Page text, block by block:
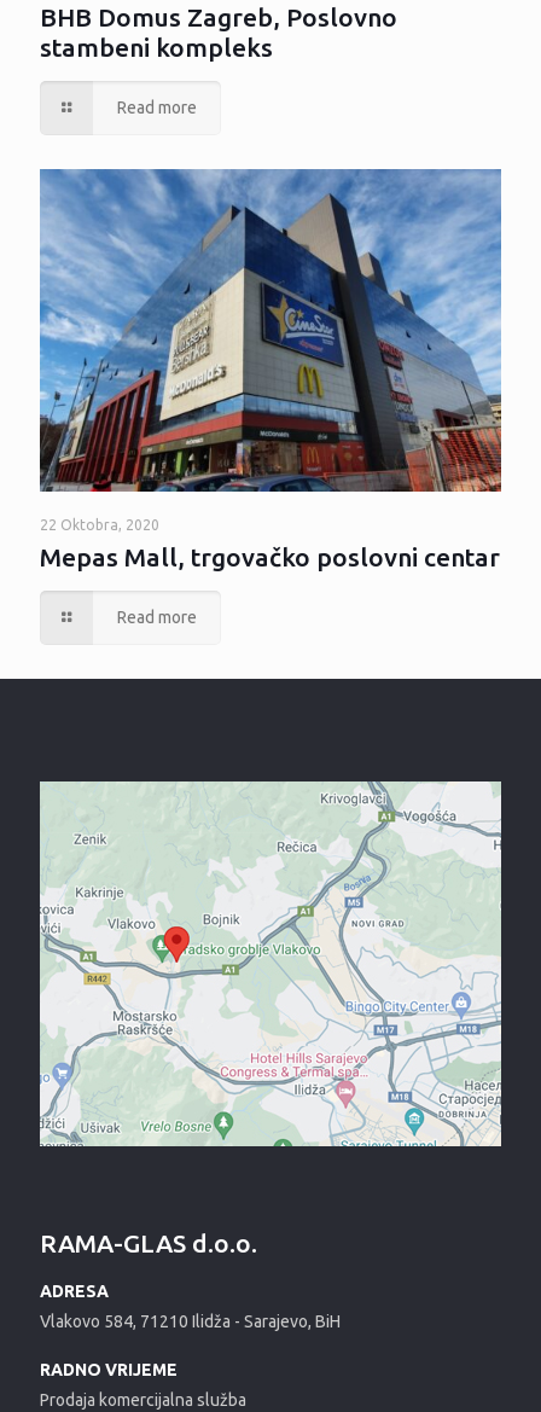
BHB Domus Zagreb, Poslovno
stambeni kompleks
Read more
22 Oktobra, 2020
Mepas Mall, trgovačko poslovni centar
Read more
RAMA-GLAS d.o.o.
ADRESA
Vlakovo 584, 71210 Ilidža - Sarajevo, BiH
RADNO VRIJEME
Prodaja komercijalna služba